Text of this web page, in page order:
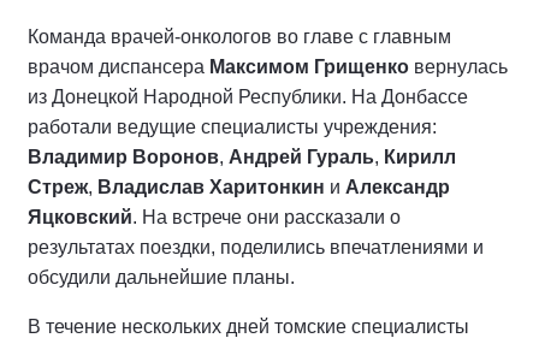
Команда врачей-онкологов во главе с главным
врачом диспансера Максимом Грищенко вернулась
из Донецкой Народной Республики. На Донбассе
работали ведущие специалисты учреждения:
Владимир Воронов, Андрей Гураль, Кирилл
Стреж, Владислав Харитонкин и Александр
Яцковский. На встрече они рассказали о
результатах поездки, поделились впечатлениями и
обсудили дальнейшие планы.
В течение нескольких дней томские специалисты